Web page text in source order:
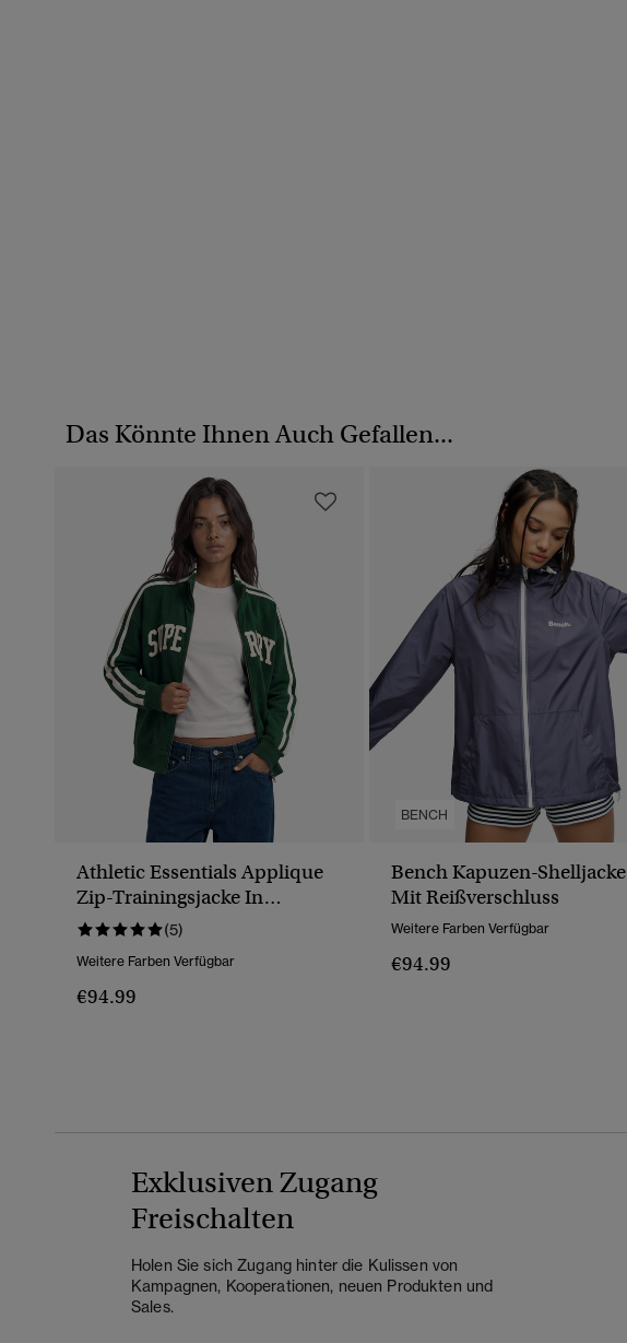
Das Könnte Ihnen Auch Gefallen...
Athletic Essentials Applique
Zip-Trainingsjacke In
Oversize-Passform
(5)
Weitere Farben Verfügbar
€94.99
BENCH
Bench Kapuzen-Shelljacke
Mit Reißverschluss
Weitere Farben Verfügbar
€94.99
Exklusiven Zugang
Freischalten
Holen Sie sich Zugang hinter die Kulissen von
Kampagnen, Kooperationen, neuen Produkten und
Sales.